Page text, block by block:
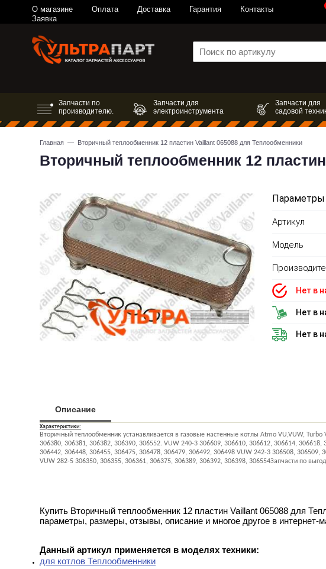
О магазине Оплата Доставка Гарантия
Контакты
Заявка
Запчасти по
производителю.
Запчасти для
электроинструмента
Запчасти для
садовой
Главная — Вторичный теплообменник 12 пластин Vaillant 065088 для Теплообменники
Вторичный теплообменник 12
Параметры
Артикул
Модель
Нет в
Нет в
Нет в
Описание
Характеристики:
Вторичный теплообменник устанавливается в газовые настенные котлы Atmo VU,VUW,
306380, 306381, 306382, 306390, 306552. VUW 240-3 306609, 306610, 306612, 306614,
306442, 306448, 306455, 306475, 306478, 306479, 306492, 306498 VUW 242-3 306508,
VUW 282-5 306350, 306355, 306361, 306375, 306389, 306392, 306398, 306554Запчасти по
Купить Вторичный теплообменник 12 пластин Vaillant 065088 для
параметры, размеры, отзывы, описание и многое другое в интернет-
Данный артикул применяется в моделях техники:
для котлов Теплообменники